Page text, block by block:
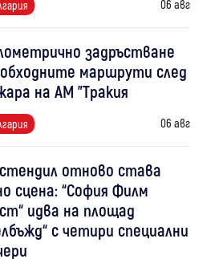
06 авг
задръстване
маршрути след
на АМ "Тракия
06 авг
отново става
сцена: “София Филм
идва на площад
с четири специални